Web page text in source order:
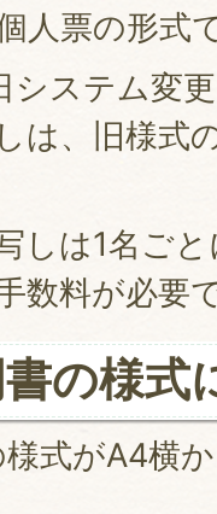
人票の形式
ステム変
は、旧様式
しは1名ご
数料が必要
の様式
式がA4横